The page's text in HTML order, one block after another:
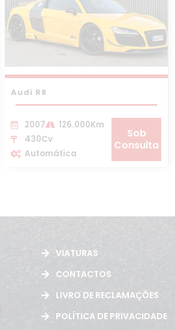
Audi R8
2007
126.000Km
430Cv
Automática
Sob
Consulta
VIATURAS
CONTACTOS
LIVRO DE RECLAMAÇÕES
POLÍTICA DE PRIVACIDADE